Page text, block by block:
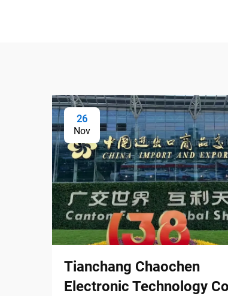
26
Nov
Tianchang Chaochen
Electronic Technology